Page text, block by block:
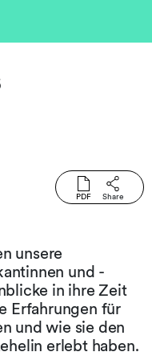
PDF Share
unsere
und -
in ihre Zeit
Erfahrungen für
und wie sie den
erlebt haben.